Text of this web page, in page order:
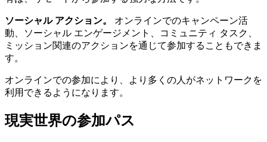
ソーシャル アクション。
オンラインでのキャンペーン活
動、ソーシャル エンゲージメント、コミュニティ タスク、
ミッション関連のアクションを通じて参加することもできま
す。
オンラインでの参加により、より多くの人がネットワークを
利用できるようになります。
現実世界の参加パス